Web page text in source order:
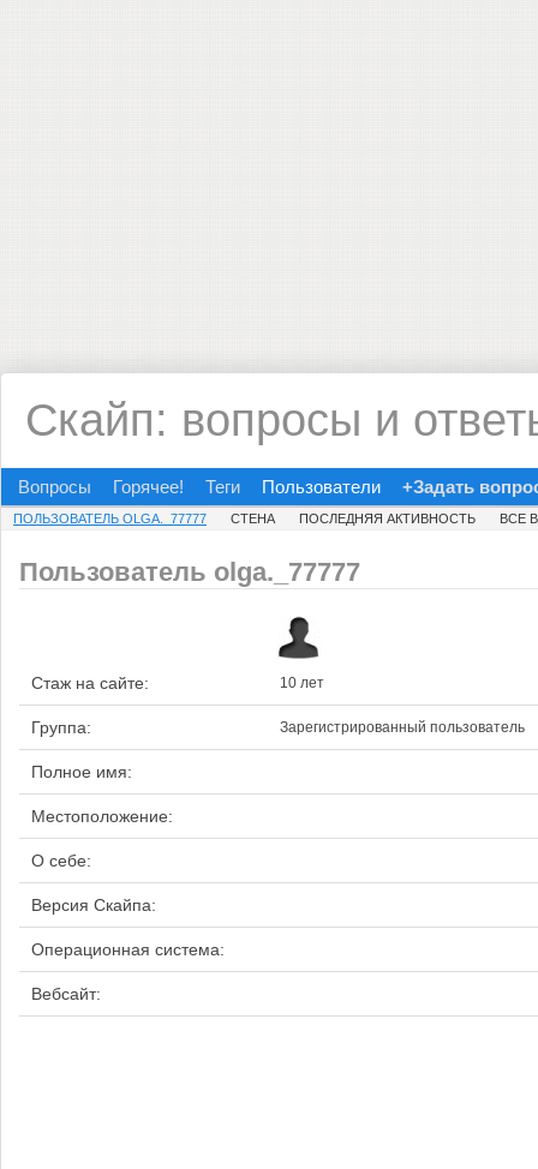
Скайп: вопросы и
Вопросы Горячее! Теги Пользователи +Задать
ПОЛЬЗОВАТЕЛЬ OLGA._77777 СТЕНА ПОСЛЕДНЯЯ АКТИВНОСТЬ ВСЕ
Пользователь olga._77777
Стаж на сайте: 10 лет
Группа: Зарегистрированный пользователь
Полное имя:
Местоположение:
О себе:
Версия Скайпа:
Операционная система:
Вебсайт: